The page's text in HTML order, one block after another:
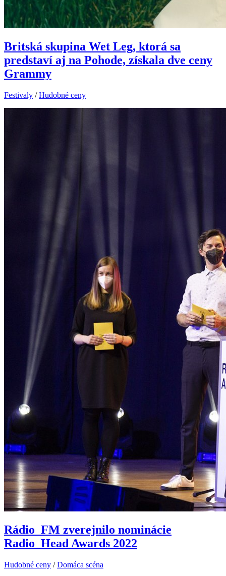
Britská skupina Wet Leg, ktorá sa
predstaví aj na Pohode, získala dve ceny
Grammy
Festivaly /Hudobné ceny
Rádio_FM zverejnilo nominácie
Radio_Head Awards 2022
Hudobné ceny /Domáca scéna